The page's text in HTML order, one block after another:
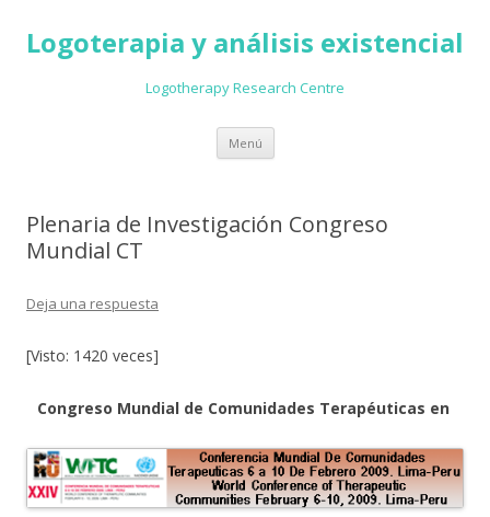
Logoterapia y análisis existencial
Logotherapy Research Centre
Menú Ir
contenido
Plenaria de Investigación Congreso
Mundial CT
Deja una respuesta
[Visto: 1420 veces]
Congreso Mundial de Comunidades Terapéuticas en